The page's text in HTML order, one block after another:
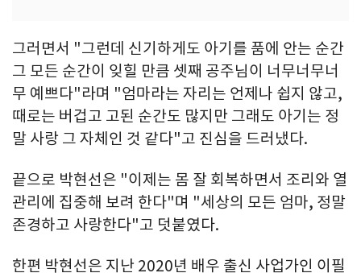
그러면서 "그런데 신기하게도 아기를 품에 안는 순간
그 모든 순간이 잊힐 만큼 셋째 공주님이 너무너무너
무 예쁘다"라며 "엄마라는 자리는 언제나 쉽지 않고,
때로는 버겁고 고된 순간도 많지만 그래도 아기는 정
말 사랑 그 자체인 것 같다"고 진심을 드러냈다.
끝으로 박현선은 "이제는 몸 잘 회복하면서 조리와 열
관리에 집중해 보려 한다"며 "세상의 모든 엄마, 정말
존경하고 사랑한다"고 덧붙였다.
한편 박현선은 지난 2020년 배우 출신 사업가인 이필